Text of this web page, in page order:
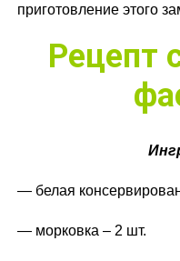
приготовление этого
Рецепт
— белая
— морковка – 2 шт.